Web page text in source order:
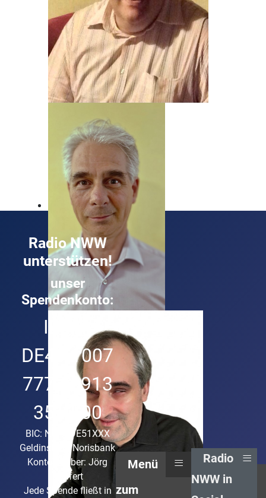
Unser Mann, wenn's um Rock geht!
Technik und Musik ist sein Ding
Radio NWW
unterstützen!
unser
Spendenkonto:
IBAN:
DE49 1007
7777 0913
3513 00
BIC: NORSDE51XXX
Geldinstitut: Norisbank
Kontoinhaber: Jörg
Bonfert
Jede Spende fließt in
Menü
zum
≡
Radio
NWW in
≡